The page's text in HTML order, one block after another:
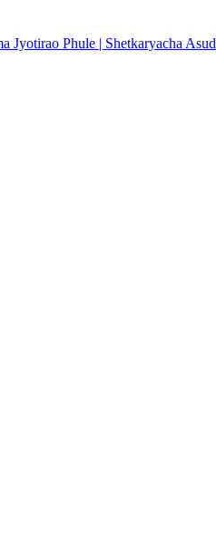
Jyotirao Phule | Shetkaryacha Asud